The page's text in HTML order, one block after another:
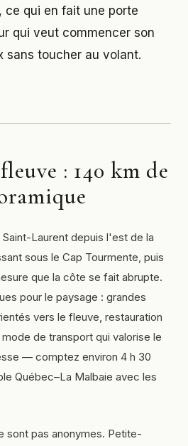
ce qui en fait une porte
qui veut commencer son
sans toucher au volant.
: 140 km de
Laurent depuis l'est de la
sous le Cap Tourmente, puis
que la côte se fait abrupte.
pour le paysage : grandes
vers le fleuve, restauration
de transport qui valorise le
— comptez environ 4 h 30
Québec–La Malbaie avec les
sont pas anonymes. Petite-